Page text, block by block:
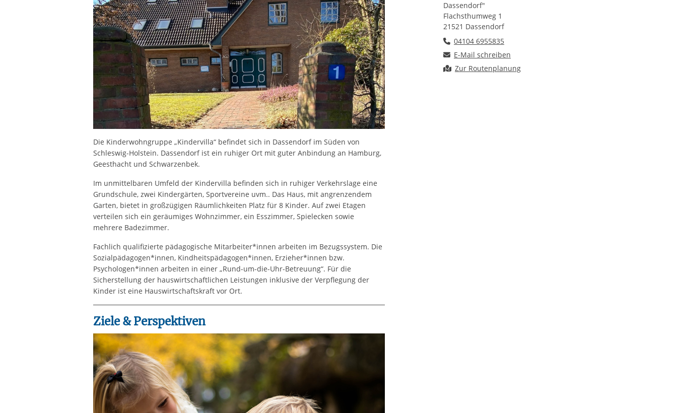
Die Kinderwohngruppe „Kindervilla“ befindet sich in Dassendorf im Süden von
Schleswig-Holstein. Dassendorf ist ein ruhiger Ort mit guter Anbindung an Hamburg,
Geesthacht und Schwarzenbek.
Im unmittelbaren Umfeld der Kindervilla befinden sich in ruhiger Verkehrslage eine
Grundschule, zwei Kindergärten, Sportvereine uvm.. Das Haus, mit angrenzendem
Garten, bietet in großzügigen Räumlichkeiten Platz für 8 Kinder. Auf zwei Etagen
verteilen sich ein geräumiges Wohnzimmer, ein Esszimmer, Spielecken sowie
mehrere Badezimmer.
Fachlich qualifizierte pädagogische Mitarbeiter*innen arbeiten im Bezugssystem. Die
Sozialpädagogen*innen, Kindheitspädagogen*innen, Erzieher*innen bzw.
Psychologen*innen arbeiten in einer „Rund-um-die-Uhr-Betreuung“. Für die
Sicherstellung der hauswirtschaftlichen Leistungen inklusive der Verpflegung der
Kinder ist eine Hauswirtschaftskraft vor Ort.
Ziele & Perspektiven
Dassendorf"
Flachsthumweg 1
21521 Dassendorf
Telefonnummer
04104 6955835
E-Mail an Kinderwohngruppe "Kindervilla Dassendorf"
E-Mail schreiben
Route planen
Zur Routenplanung